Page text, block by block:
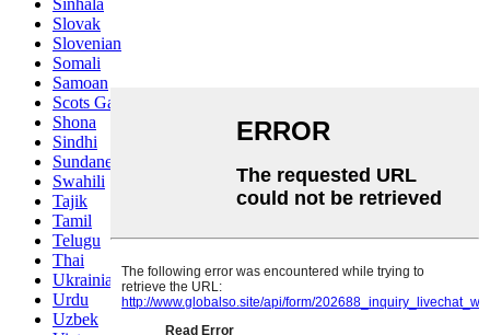
Sinhala
Slovak
Slovenian
Somali
Samoan
Scots Gaelic
Shona
Sindhi
Sundanese
Swahili
Tajik
Tamil
Telugu
Thai
Ukrainian
Urdu
Uzbek